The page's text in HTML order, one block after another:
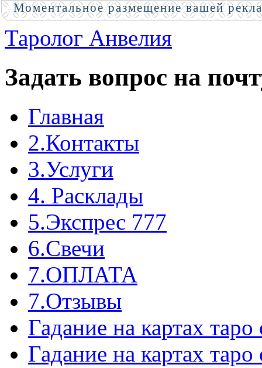
Таролог Анвелия
Задать вопрос на
Главная
2.Контакты
3.Услуги
4. Расклады
5.Экспрес 777
6.Свечи
7.ОПЛАТА
7.Отзывы
Гадание на картах
Гадание на картах
Моментальное размещение вашей